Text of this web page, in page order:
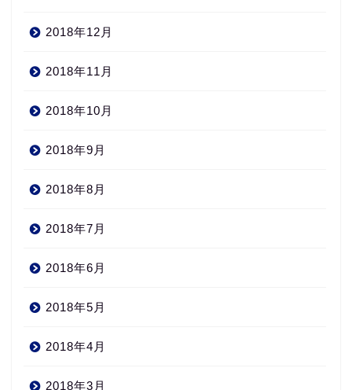
2018年12月
2018年11月
2018年10月
2018年9月
2018年8月
2018年7月
2018年6月
2018年5月
2018年4月
2018年3月